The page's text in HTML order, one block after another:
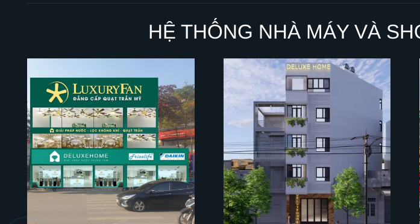
HỆ THỐNG NHÀ MÁY VÀ